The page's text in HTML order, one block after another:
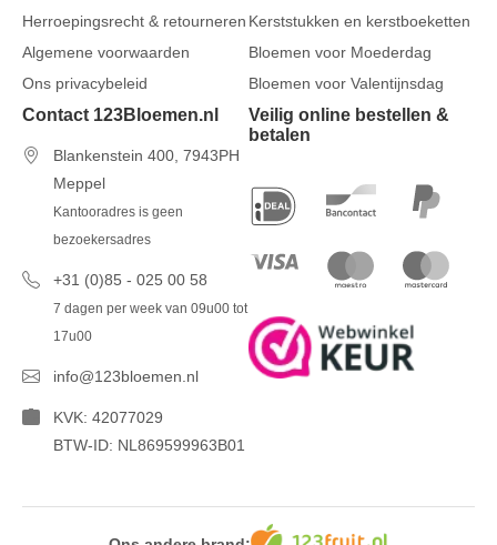
Herroepingsrecht & retourneren
Algemene voorwaarden
Ons privacybeleid
Kerststukken en kerstboeketten
Bloemen voor Moederdag
Bloemen voor Valentijnsdag
Contact 123Bloemen.nl
Blankenstein 400, 7943PH
Meppel
Kantooradres is geen
bezoekersadres
+31 (0)85 - 025 00 58
7 dagen per week van 09u00 tot
17u00
info@123bloemen.nl
KVK: 42077029
BTW-ID: NL869599963B01
Veilig online bestellen &
betalen